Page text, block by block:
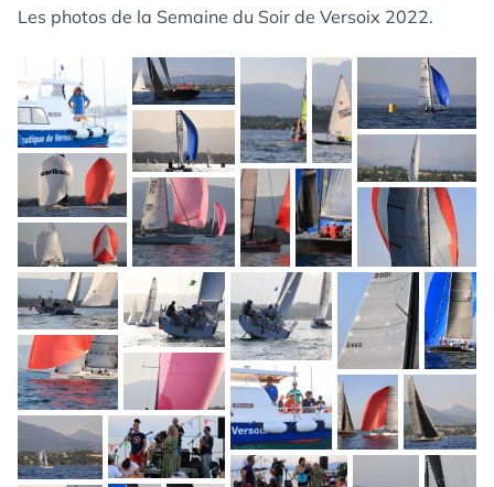
Les photos de la Semaine du Soir de Versoix 2022.